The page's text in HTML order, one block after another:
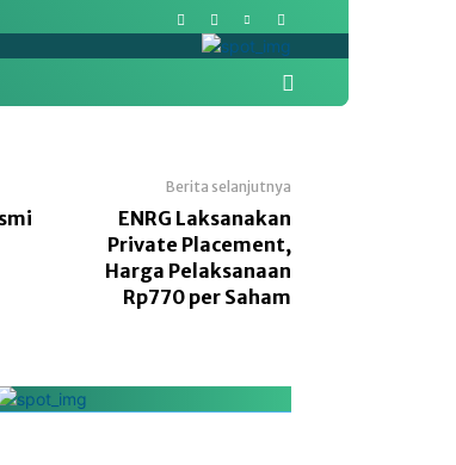
Berita selanjutnya
ENRG Laksanakan
Private Placement,
Harga Pelaksanaan
Rp770 per Saham